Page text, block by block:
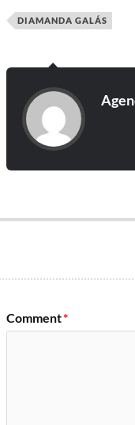
DIAMANDA GALÁS
Comment*